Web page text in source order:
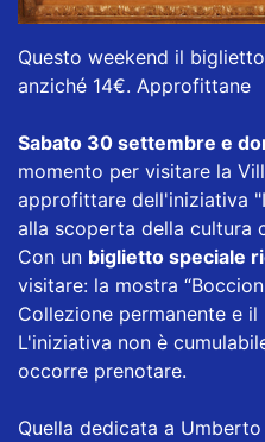
Questo weekend il
anziché 14€. Approfittane
Sabato 30 settembre e
momento per visitare la
approfittare dell'iniziativa
alla scoperta della cultura
Con un biglietto speciale
visitare: la mostra
Collezione permanente e il
L'iniziativa non è
occorre prenotare.
Quella dedicata a